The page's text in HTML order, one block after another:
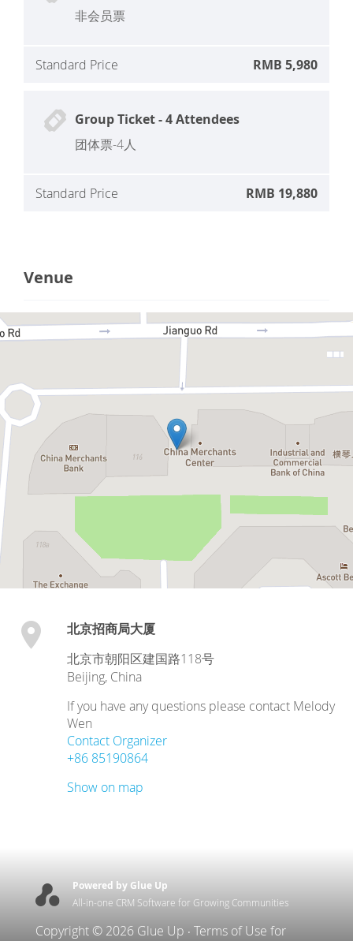
非会员票
Standard Price RMB 5,980
Group Ticket - 4 Attendees
团体票-4人
Standard Price RMB 19,880
Venue
北京招商局大厦
北京市朝阳区建国路118号
Beijing, China
If you have any questions please contact Melody
Wen
Contact Organizer
+86 85190864
Show on map
Powered by Glue Up
All-in-one CRM Software for Growing Communities
Copyright © 2026 Glue Up Terms of Use for